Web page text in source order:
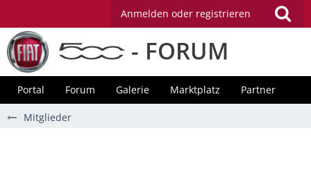
Anmelden oder registrieren
- FORUM
Portal Forum Galerie Marktplatz Partner
Mitglieder